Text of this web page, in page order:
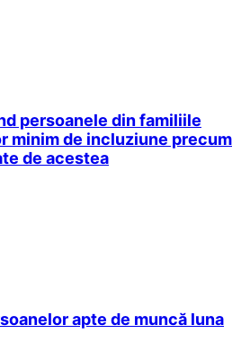
persoanele din familiile
minim de incluziune precum
de acestea
apte de muncă luna